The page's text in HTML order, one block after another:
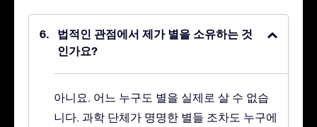
법적인 관점에서 제가 별을 소유하는 것
인가요?
아니요. 어느 누구도 별을 실제로 살 수 없습
니다. 과학 단체가 명명한 별들 조차도 누구에